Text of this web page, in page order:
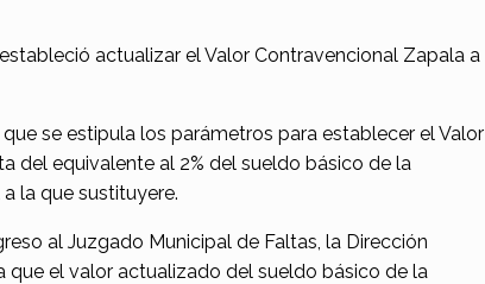
actualizar el Valor Contravencional Zapala a
se estipula los parámetros para establecer el Valor
del equivalente al 2% del sueldo básico de la
la que sustituyere.
al Juzgado Municipal de Faltas, la Dirección
que el valor actualizado del sueldo básico de la